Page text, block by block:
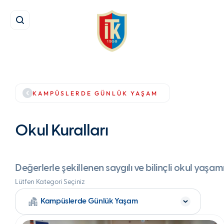
KAMPÜSLERDE GÜNLÜK YAŞAM
Okul Kuralları
Değerlerle şekillenen saygılı ve bilinçli okul
Lütfen Kategori Seçiniz
Kampüslerde Günlük Yaşam